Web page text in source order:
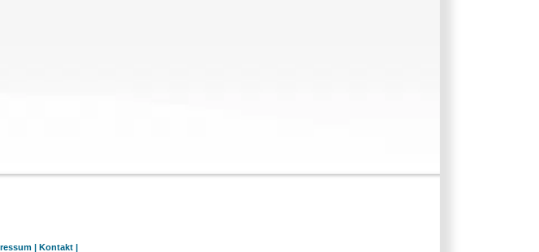
| Kontakt |